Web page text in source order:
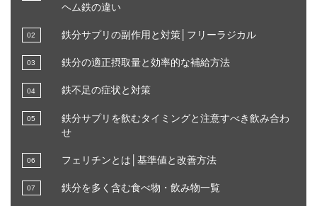
ヘム鉄の違い
鉄分サプリの副作用と対策│フリーラジカル
鉄分の適正摂取量と効率的な補給方法
鉄不足の症状と対策
鉄分サプリを飲むタイミングと注意すべき飲み合わ
せ
フェリチンとは│基準値と改善方法
鉄分を多く含む食べ物・飲み物一覧